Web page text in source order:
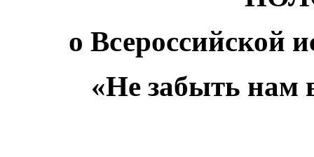
о Всероссийской
«Не забыть нам